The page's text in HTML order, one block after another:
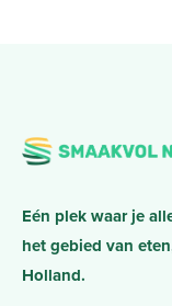
Eén plek waar je
het gebied van
Holland.